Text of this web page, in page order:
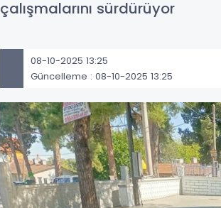
çalışmalarını sürdürüyor
08-10-2025 13:25
Güncelleme : 08-10-2025 13:25